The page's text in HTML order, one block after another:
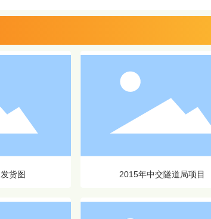
货图 2015年中交隧道局项目